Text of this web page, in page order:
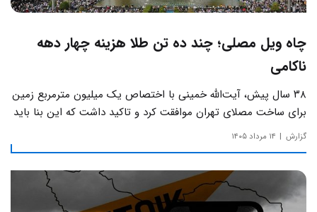
چاه ویل مصلی؛ چند ده تن طلا هزینه چهار دهه
ناکامی
۳۸ سال پیش، آیت‌الله خمینی با اختصاص یک میلیون مترمربع زمین
برای ساخت مصلای تهران موافقت کرد و تاکید داشت که این بنا باید
به دور از زرق‌وبرق و یادآور سادگی مساجد صدر اسلام باشد.
گزارش ۱۴ مرداد ۱۴۰۵